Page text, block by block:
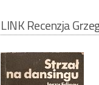
LINK Recenzja